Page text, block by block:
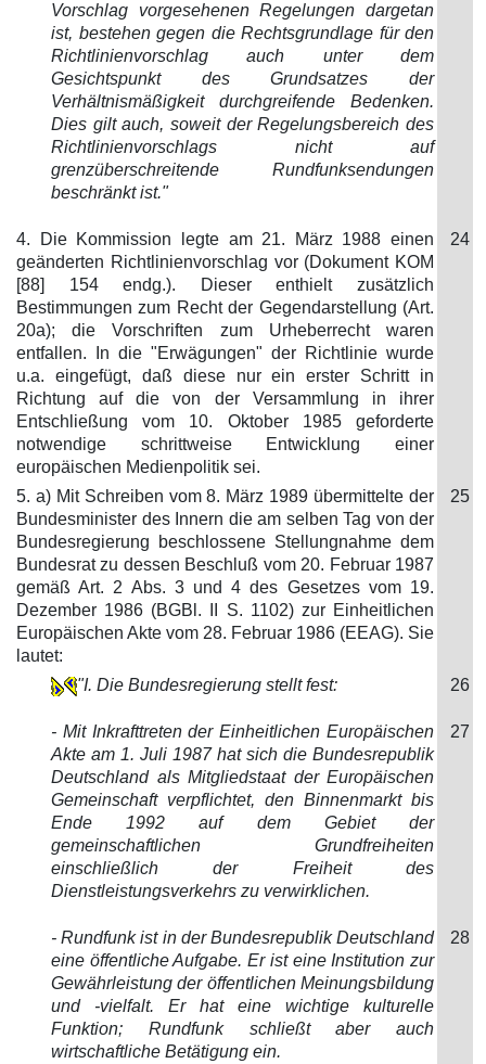
Vorschlag vorgesehenen Regelungen dargetan
ist, bestehen gegen die Rechtsgrundlage für den
Richtlinienvorschlag auch unter dem
Gesichtspunkt des Grundsatzes der
Verhältnismäßigkeit durchgreifende Bedenken.
Dies gilt auch, soweit der Regelungsbereich des
Richtlinienvorschlags nicht auf
grenzüberschreitende Rundfunksendungen
beschränkt ist."
4. Die Kommission legte am 21. März 1988 einen
geänderten Richtlinienvorschlag vor (Dokument KOM
[88] 154 endg.). Dieser enthielt zusätzlich
Bestimmungen zum Recht der Gegendarstellung (Art.
20a); die Vorschriften zum Urheberrecht waren
entfallen. In die "Erwägungen" der Richtlinie wurde
u.a. eingefügt, daß diese nur ein erster Schritt in
Richtung auf die von der Versammlung in ihrer
Entschließung vom 10. Oktober 1985 geforderte
notwendige schrittweise Entwicklung einer
europäischen Medienpolitik sei.
24
5. a) Mit Schreiben vom 8. März 1989 übermittelte der
Bundesminister des Innern die am selben Tag von der
Bundesregierung beschlossene Stellungnahme dem
Bundesrat zu dessen Beschluß vom 20. Februar 1987
gemäß Art. 2 Abs. 3 und 4 des Gesetzes vom 19.
Dezember 1986 (BGBl. II S. 1102) zur Einheitlichen
Europäischen Akte vom 28. Februar 1986 (EEAG). Sie
lautet:
25
"I. Die Bundesregierung stellt fest: 26
- Mit Inkrafttreten der Einheitlichen Europäischen
Akte am 1. Juli 1987 hat sich die Bundesrepublik
Deutschland als Mitgliedstaat der Europäischen
Gemeinschaft verpflichtet, den Binnenmarkt bis
Ende 1992 auf dem Gebiet der
gemeinschaftlichen Grundfreiheiten
einschließlich der Freiheit des
Dienstleistungsverkehrs zu verwirklichen.
27
- Rundfunk ist in der Bundesrepublik Deutschland
eine öffentliche Aufgabe. Er ist eine Institution zur
Gewährleistung der öffentlichen Meinungsbildung
und -vielfalt. Er hat eine wichtige kulturelle
Funktion; Rundfunk schließt aber auch
wirtschaftliche Betätigung ein.
28